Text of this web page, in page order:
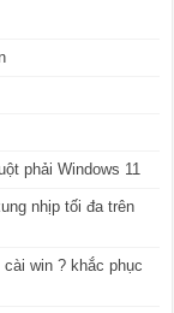
phải Windows 11
nhịp tối đa trên
win ? khắc phục